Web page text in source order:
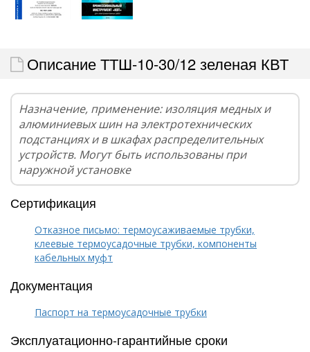
Описание ТТШ-10-30/12 зеленая КВТ
Назначение, применение: изоляция медных и
алюминиевых шин на электротехнических
подстанциях и в шкафах распределительных
устройств. Могут быть использованы при
наружной установке
Сертификация
Отказное письмо: термоусаживаемые трубки,
клеевые термоусадочные трубки, компоненты
кабельных муфт
Документация
Паспорт на термоусадочные трубки
Эксплуатационно-гарантийные сроки